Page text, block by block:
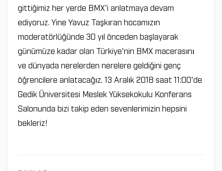
gittiğimiz her yerde BMX'i anlatmaya devam
ediyoruz. Yine Yavuz Taşkıran hocamızın
moderatörlüğünde 30 yıl önceden başlayarak
günümüze kadar olan Türkiye'nin BMX macerasını
ve dünyada nerelerden nerelere geldiğini genç
öğrencilere anlatacağız. 13 Aralık 2018 saat 11:00'de
Gedik Üniversitesi Meslek Yüksekokulu Konferans
Salonunda bizi takip eden sevenlerimizin hepsini
bekleriz!